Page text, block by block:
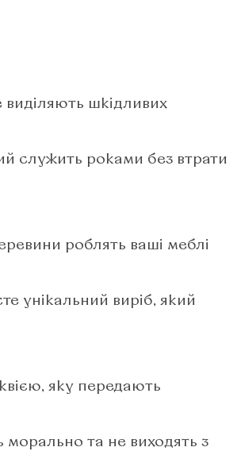
виділяють шкідливих
служить роками без втрати
роблять ваші меблі
унікальний виріб, який
яку передають
морально та не виходять з